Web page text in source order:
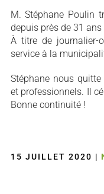
M. Stéphane Poulin
depuis près de 31
À titre de journalier-
service à la
Stéphane nous
et professionnels. Il
Bonne continuité !
15 JUILLET 2020 |